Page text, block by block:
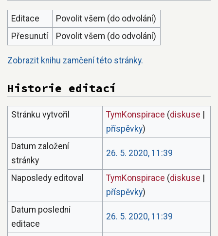
Editace
Povolit všem (do odvolání)
Přesunutí
Povolit všem (do odvolání)
Zobrazit knihu zamčení této stránky.
Historie editací
Stránku vytvořil TymKonspirace (diskuse |
příspěvky)
Datum založení
stránky
26. 5. 2020, 11:39
Naposledy editoval TymKonspirace (diskuse |
příspěvky)
Datum poslední
editace
26. 5. 2020, 11:39